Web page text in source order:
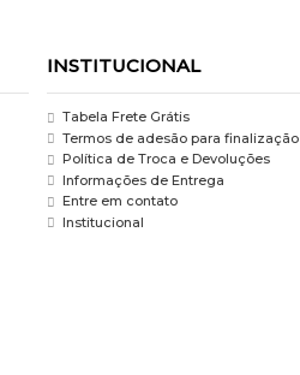
INSTITUCIONAL
Tabela Frete Grátis
Termos de adesão para finalização
Política de Troca e Devoluções
Informações de Entrega
Entre em contato
Institucional